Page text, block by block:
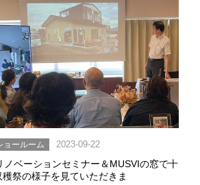
ョールーム 2023-09-22
ノベーションセミナー＆MUSVIの窓で十
穫祭の様子を見ていただきま